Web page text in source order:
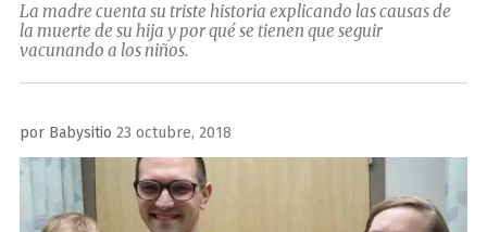
La madre cuenta su triste historia explicando las causas de
la muerte de su hija y por qué se tienen que seguir
vacunando a los niños.
por Babysitio Publicado
el
23 octubre, 2018